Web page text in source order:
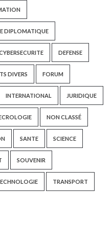
DIPLOMATIQUE
DEFENSE
DIVERS FORUM
INTERNATIONAL JURIDIQUE
NON CLASSÉ
SANTE SCIENCE
SOUVENIR
TRANSPORT